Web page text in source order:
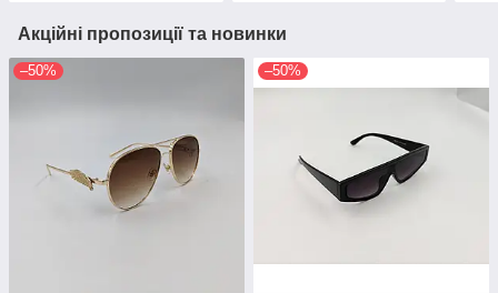
Акційні пропозиції та новинки
–50% –50%